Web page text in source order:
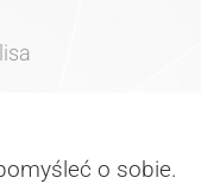
o sobie.